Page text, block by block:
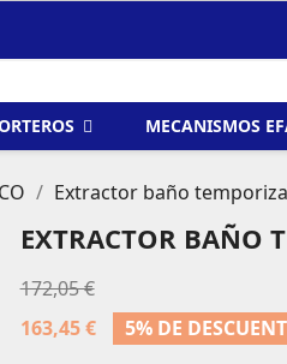
MECANISMOS
Extractor baño
EXTRACTOR BAÑO
172,05 €
163,45 €
5% DE